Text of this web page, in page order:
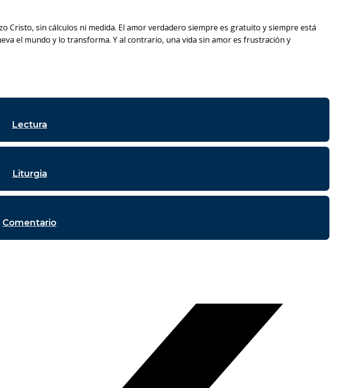
Cristo, sin cálculos ni medida. El amor verdadero siempre es gratuito y siempre está
el mundo y lo transforma. Y al contrario, una vida sin amor es frustración y
Lectura
Liturgia
Comentario